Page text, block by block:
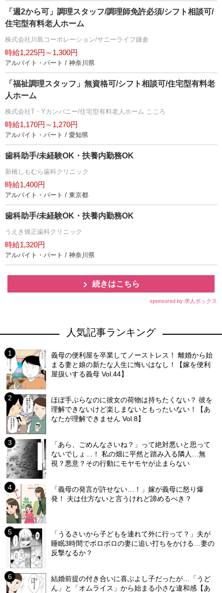
「週2から可」調理スタッフ/調理師免許必須/シフト相談可/
住宅型有料老人ホーム
株式会社川島コーポレーション/サニーライフ鎌倉
時給1,225円～1,300円
アルバイト・パート / 神奈川県
「福祉調理スタッフ」無資格可/シフト相談可/住宅型有料老
人ホーム
株式会社T・Yカンパニー/住宅型有料老人ホーム こころ
時給1,170円～1,270円
アルバイト・パート / 愛知県
歯科助手/未経験OK・扶養内勤務OK
新橋しもむら歯科クリニック
時給1,400円
アルバイト・パート / 東京都
歯科助手/未経験OK・扶養内勤務OK
うえき矯正歯科クリニック
時給1,320円
アルバイト・パート / 神奈川県
続きはこちら
sponsored by 求人ボックス
人気記事ランキング
義母の便利屋を卒業してノーストレス！ 離婚から始
まる妻と娘の新たな人生に悔いはなし！【嫁を便利
屋扱いする義母 Vol.44】
ほぼ手ぶらなのに彼女の荷物は持ちたくない？ 彼を
理解できないけど楽しまないともったいない！【あ
なたが理解できません Vol.8】
「あら、ごめんなさいね？」って絶対悪いと思って
ないでしょ…！ 私の畑に平然と踏み入る隣人…無
視？悪意？その行動にモヤモヤが止まらない
「義母の発言が許せない…！」嫁が義母に怒り爆
発！ 夫は仕方ないと言うけれど諦めるべき？
「うるさいから子どもを連れて外に行って？」夫が
睡眠3時間でボロボロの妻に追い打ちをかける…妻の
反撃なるか？
結婚前提の付き合いに喜ぶよし子だったが…「うど
ん」と「オムライス」から始まる小さな違和感【あ